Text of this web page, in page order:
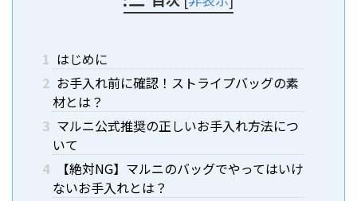
1 はじめに
2 お手入れ前に確認！ストライプバッグの素
材とは？
3 マルニ公式推奨の正しいお手入れ方法につ
いて
4
【絶対NG】マルニのバッグでやってはいけ
ないお手入れとは？